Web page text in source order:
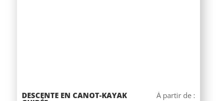
DESCENTE EN CANOT-KAYAK À partir de :